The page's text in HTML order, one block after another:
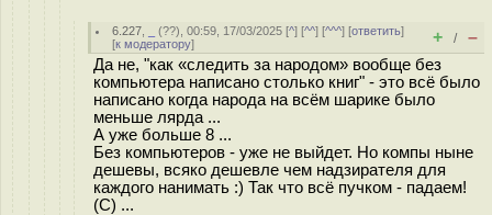
6.227 (??), 00:59, 17/03/2025 [^] [^^] [^^^] [ответить]
[к модератору] + / –
Да не, "как «следить за народом» вообще без
компьютера написано столько книг" - это всё было
написано когда народа на всём шарике было
меньше лярда ...
А уже больше 8 ...
Без компьютеров - уже не выйдет. Но компы ныне
дешевы, всяко дешевле чем надзирателя для
каждого нанимать :) Так что всё пучком - падаем!
(С) ...